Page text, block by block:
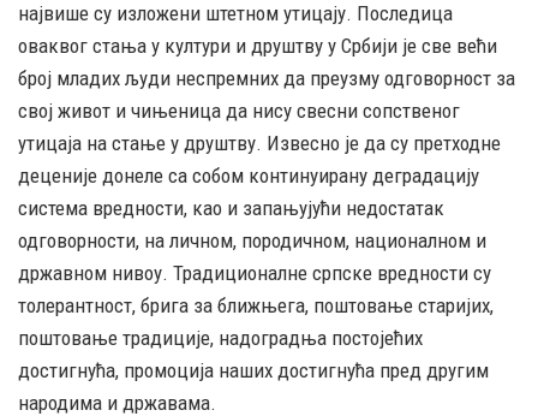
највише су изложени штетном утицају. Последица
оваквог стања у култури и друштву у Србији је све већи
број младих људи неспремних да преузму одговорност за
свој живот и чињеница да нису свесни сопственог
утицаја на стање у друштву. Извесно је да су претходне
деценије донеле са собом континуирану деградацију
система вредности, као и запањујући недостатак
одговорности, на личном, породичном, националном и
државном нивоу. Традиционалне српске вредности су
толерантност, брига за ближњега, поштовање старијих,
поштовање традиције, надоградња постојећих
достигнућа, промоција наших достигнућа пред другим
народима и државама.